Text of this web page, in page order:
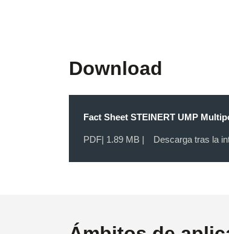
Download
Fact Sheet STEINERT UMP
PDF| 1.89 MB | Descarga tras la